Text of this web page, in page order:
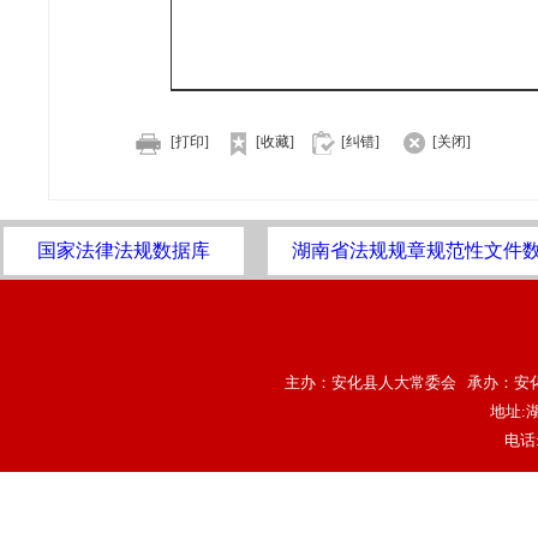
[打印] [收藏] [纠错] [关闭]